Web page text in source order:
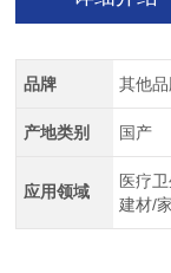
品牌 其他品
产地类别 国产
应用领域
医疗
建材/